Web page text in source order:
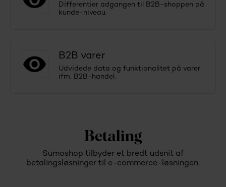
Differentier adgangen til B2B-shoppen på
kunde-niveau.
B2B varer
Udvidede data og funktionalitet på varer
ifm. B2B-handel.
Betaling
Sumoshop tilbyder et bredt udsnit af
betalingsløsninger til e-commerce-løsningen.